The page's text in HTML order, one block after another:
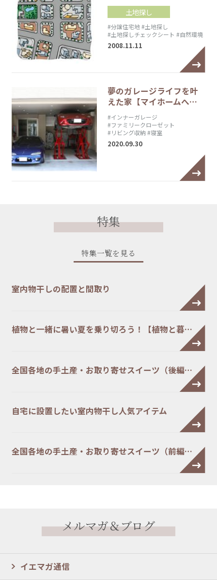
土地探し
#分譲住宅地#土地探し
#土地探しチェックシート #自然環境
2008.11.11
夢のガレージライフを叶
えた家【マイホームへ…
#インナーガレージ
#ファミリークローゼット
#リビング収納 #寝室
2020.09.30
特集
特集一覧を見る
室内物干しの配置と間取り
植物と一緒に暑い夏を乗り切ろう！【植物と暮…
全国各地の手土産・お取り寄せスイーツ（後編…
自宅に設置したい室内物干し人気アイテム
全国各地の手土産・お取り寄せスイーツ（前編…
メルマガ＆ブログ
イエマガ通信